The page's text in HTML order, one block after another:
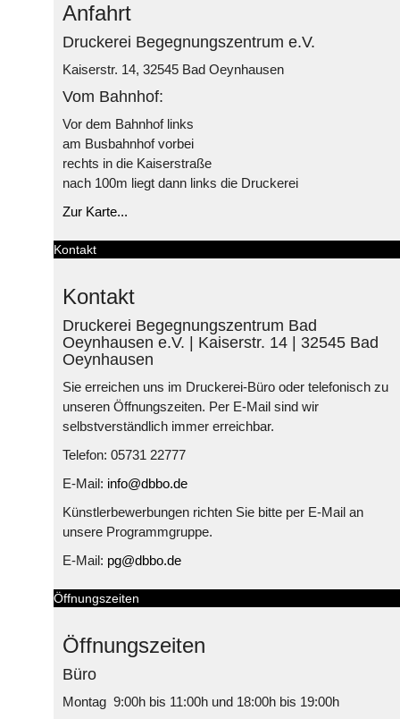
Anfahrt
Druckerei Begegnungszentrum e.V.
Kaiserstr. 14, 32545 Bad Oeynhausen
Vom Bahnhof:
Vor dem Bahnhof links
am Busbahnhof vorbei
rechts in die Kaiserstraße
nach 100m liegt dann links die Druckerei
Zur Karte...
Kontakt
Kontakt
Druckerei Begegnungszentrum Bad
Oeynhausen e.V. | Kaiserstr. 14 | 32545 Bad
Oeynhausen
Sie erreichen uns im Druckerei-Büro oder telefonisch zu
unseren Öffnungszeiten. Per E-Mail sind wir
selbstverständlich immer erreichbar.
Telefon: 05731 22777
E-Mail: info@dbbo.de
Künstlerbewerbungen richten Sie bitte per E-Mail an
unsere Programmgruppe.
E-Mail: pg@dbbo.de
Öffnungszeiten
Öffnungszeiten
Büro
Montag 9:00h bis 11:00h und 18:00h bis 19:00h